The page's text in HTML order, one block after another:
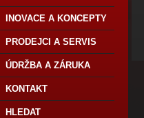
INOVACE A KONCEPTY
PRODEJCI A SERVIS
ÚDRŽBA A ZÁRUKA
KONTAKT
HLEDAT